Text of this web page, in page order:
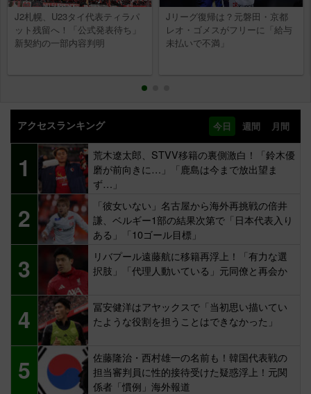
J2札幌、U23タイ代表ティラパ
ット残留へ！「公式発表待ち」
新契約の一部内容判明
Jリーグ復帰は？元磐田・京都
レオ・ゴメスがフリーに「給与
未払いで不満」
アクセスランキング 今日 週間 月間
1
荒木遼太郎、STVV移籍の裏側激白！「鈴木優
磨が前向きに…」「鹿島は今まで放出望ま
ず…」
2
「彼女いない」名古屋から海外再挑戦の倍井
謙、ベルギー1部の結果次第で「日本代表入り
ある」「10ゴール目標」
3
リバプール遠藤航に移籍再浮上！「有力な選
択肢」「代理人動いている」元同僚と再会か
4
冨安健洋はアヤックスで「当初思い描いてい
たような役割を担うことはできなかった」
5
佐藤隆治・西村雄一の名前も！韓国代表戦の
担当審判員に性的接待受けた疑惑浮上！元関
係者「慣例」海外報道